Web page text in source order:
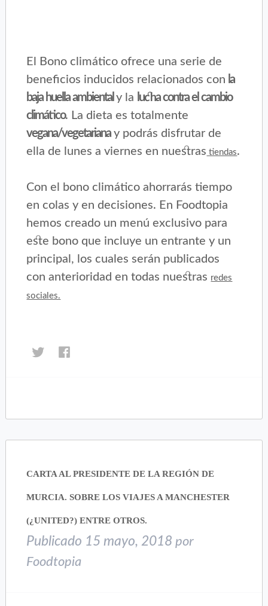
El Bono climático ofrece una serie de
beneficios inducidos relacionados con la
baja huella ambientaly la lucha contra el cambio
climático. La dieta es totalmente
vegana/vegetarianay podrás disfrutar de
ella de lunes a viernes en nuestras tiendas.
Con el bono climático ahorrarás tiempo
en colas y en decisiones. En Foodtopia
hemos creado un menú exclusivo para
este bono que incluye un entrante y un
principal, los cuales serán publicados
con anterioridad en todas nuestras redes
sociales.
Haz
clic
Twitter
abre
una
ventana
nueva)
Facebook
abre
una
ventana
nueva)
CARTA AL PRESIDENTE DE LA REGIÓN DE
MURCIA. SOBRE LOS VIAJES A MANCHESTER
(¿UNITED?) ENTRE OTROS.
Publicado 15 mayo, 2018 por
Foodtopia